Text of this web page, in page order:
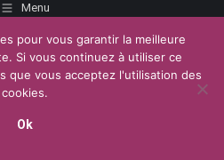
Menu
réservés.
qui soutiennent vos soins. Pour
et hypnotherapeutes.
pour vous garantir la meilleure
Si vous continuez à utiliser ce
que vous acceptez l'utilisation des
cookies.
Ok